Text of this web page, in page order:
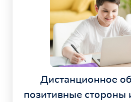
Дистанционное
позитивные стороны